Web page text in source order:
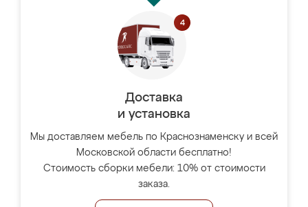
Доставка
и установка
Мы доставляем мебель по Краснознаменску и всей
Московской области бесплатно!
Стоимость сборки мебели: 10% от стоимости
заказа.